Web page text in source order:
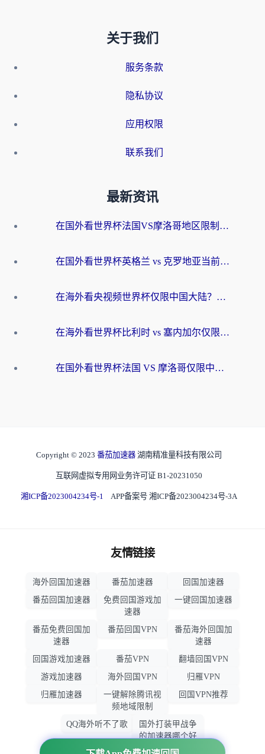
关于我们
服务条款
隐私协议
应用权限
联系我们
最新资讯
在国外看世界杯法国VS摩洛哥地区限制？这篇指南让你流畅看中文解说无压力
在国外看世界杯英格兰 vs 克罗地亚当前地区不可播放？这篇指南帮你搞定所有海外观赛难题
在海外看央视频世界杯仅限中国大陆？这篇指南帮你解锁中文解说+无卡顿直播
在海外看世界杯比利时 vs 塞内加尔仅限中国大陆？我找到了最流畅的中文解说之路
在国外看世界杯法国 VS 摩洛哥仅限中国大陆？海外党这样看中文解说赛事不卡顿
Copyright © 2023 番茄加速器 湖南精准量科技有限公司
互联网虚拟专用网业务许可证 B1-20231050
湘ICP备2023004234号-1 APP备案号 湘ICP备2023004234号-3A
友情链接
海外回国加速器 番茄加速器
回国加速器
番茄回国加速器
免费回国游戏加
速器
一键回国加速器
番茄免费回国加
速器
番茄回国VPN
番茄海外回国加
速器
回国游戏加速器
番茄VPN
翻墙回国VPN
游戏加速器
海外回国VPN
归雁VPN
归雁加速器
一键解除腾讯视
频地域限制
回国VPN推荐
QQ海外听不了歌
国外打装甲战争
的加速器哪个好
用